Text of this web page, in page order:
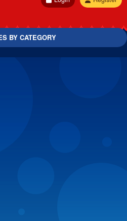
BY CATEGORY